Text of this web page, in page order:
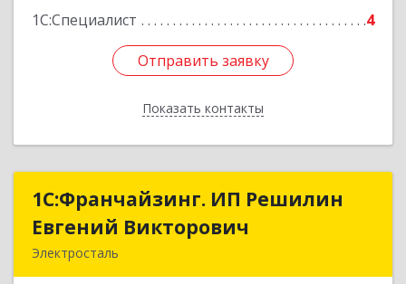
1С:Специалист
4
Отправить заявку
Показать контакты
Отправить заявку
Назад
1С:Франчайзинг. ИП Решилин
Евгений Викторович
Электросталь
1С:Франчайзинг. ИП Решилин
Евгений Викторович